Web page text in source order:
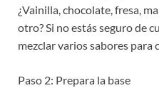
¿Vainilla, chocolate, fresa,
otro? Si no estás seguro de
mezclar varios sabores para
Paso 2: Prepara la base